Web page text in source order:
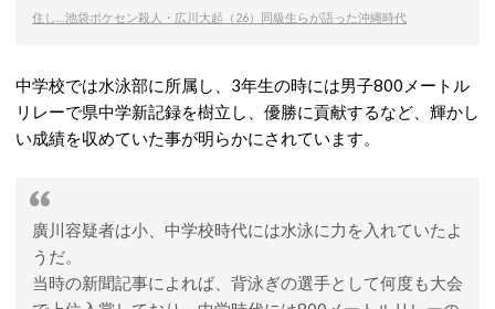
住し…池袋ポケセン殺人・広川大起（26）同級生らが語った沖縄時代
中学校では水泳部に所属し、3年生の時には男子800メートル
リレーで県中学新記録を樹立し、優勝に貢献するなど、輝かし
い成績を収めていた事が明らかにされています。
廣川容疑者は小、中学校時代には水泳に力を入れていたよ
うだ。
当時の新聞記事によれば、背泳ぎの選手として何度も大会